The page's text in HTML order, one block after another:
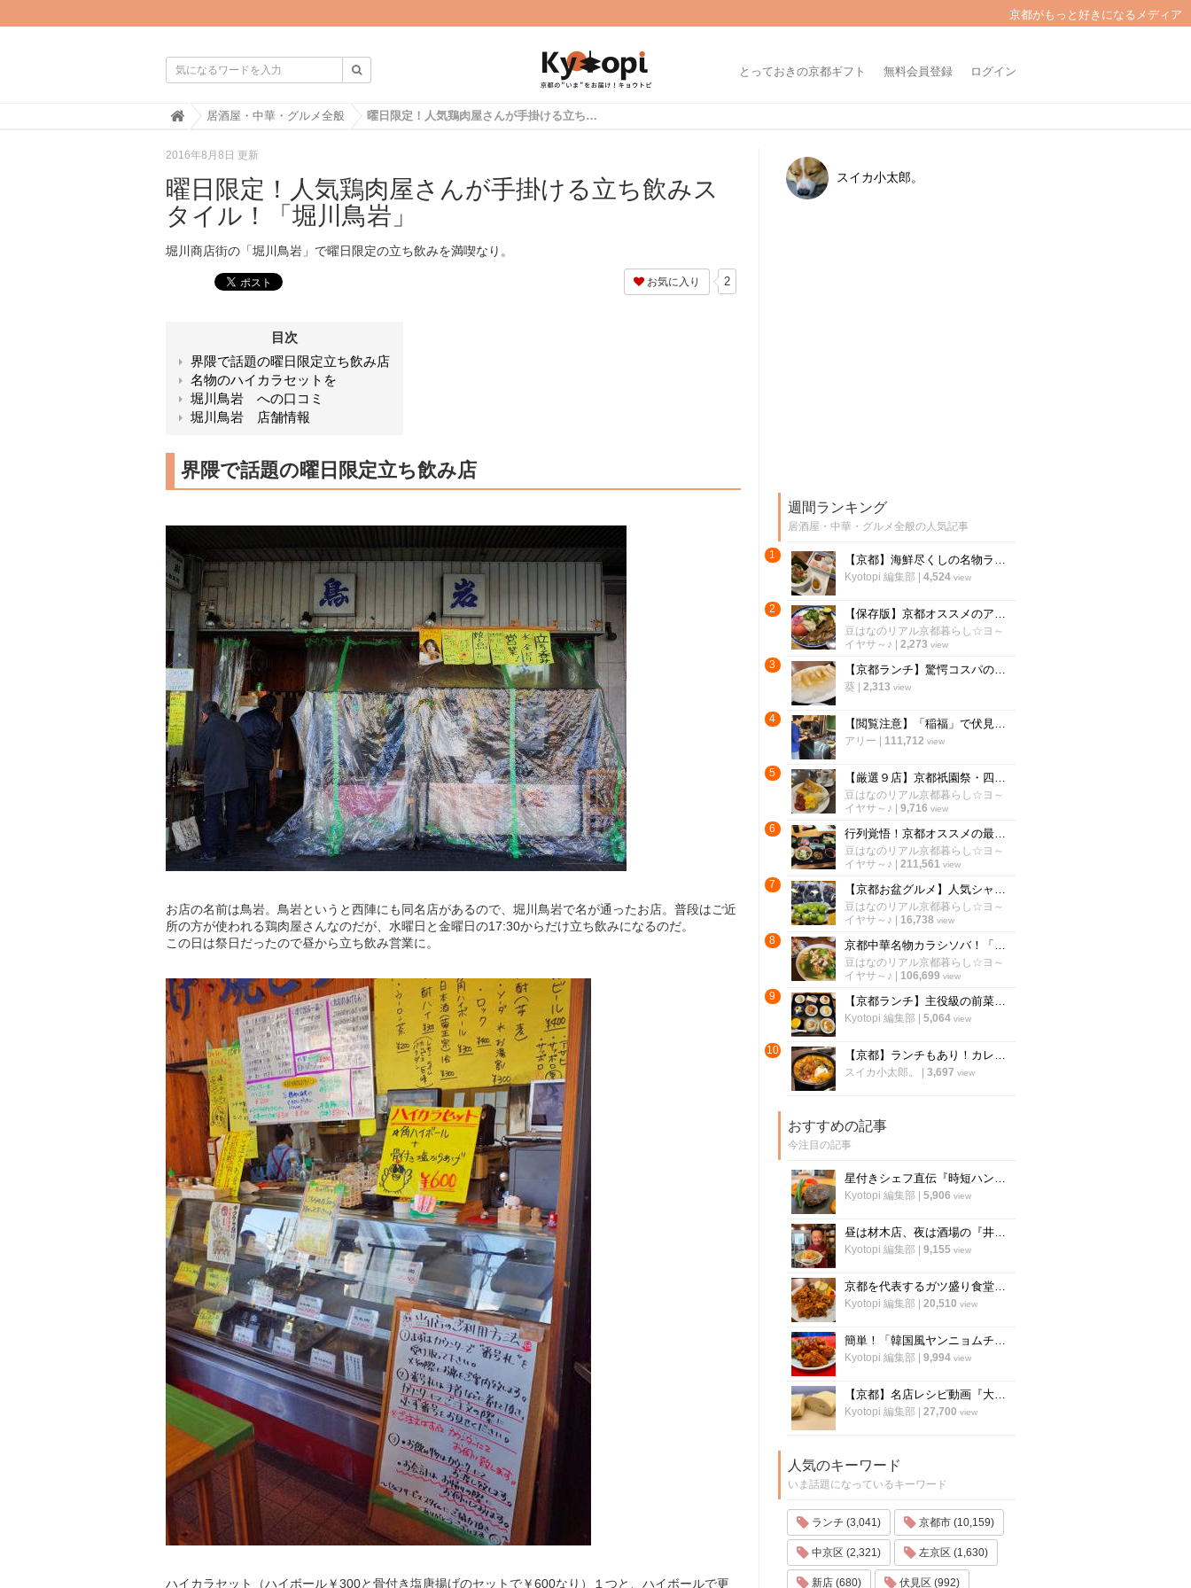
京都がもっと好きになるメディア
とっておきの京都ギフト 無料会員登録 ログイン
H
e
居酒屋・中華・グルメ全般 曜日限定！人気鶏肉屋さんが手掛ける立ち飲みスタイル！「堀川鳥岩」
2016年8月8日 更新
曜日限定！人気鶏肉屋さんが手掛ける立ち飲みス
タイル！「堀川鳥岩」
堀川商店街の「堀川鳥岩」で曜日限定の立ち飲みを満喫なり。
お気に入り 2
目次
界隈で話題の曜日限定立ち飲み店
名物のハイカラセットを
堀川鳥岩 への口コミ
堀川鳥岩 店舗情報
界隈で話題の曜日限定立ち飲み店
お店の名前は鳥岩。鳥岩というと西陣にも同名店があるので、堀川鳥岩で名が通ったお店。普段はご近
所の方が使われる鶏肉屋さんなのだが、水曜日と金曜日の17:30からだけ立ち飲みになるのだ。
この日は祭日だったので昼から立ち飲み営業に。
ハイカラセット（ハイボール￥300と骨付き塩唐揚げのセットで￥600なり）１つと、ハイボールで更
スイカ小太郎。
週間ランキング
居酒屋・中華・グルメ全般の人気記事
1 【京都】海鮮尽くしの名物ランチ2000円！烏丸の人気海鮮居酒屋が営業再開「雑魚や」
Kyotopi 編集部 4,524 view
2 【保存版】京都オススメのアジアン食材店！ガチ中華～スパイスカレーインド料理まで【厳選５店】
豆はなのリアル京都暮らし☆ヨ～
イヤサ～♪
2,273 view
3 【京都ランチ】驚愕コスパの羽つき餃子定食！960円でカレーやご飯が食べ放題
葵 2,313 view
4 【閲覧注意】「稲福」で伏見稲荷名物のすずめの丸焼きを食べてきた！【名物】
アリー 111,712 view
5 【厳選９店】京都祇園祭・四条烏丸界隈のオススメ朝食☆老舗喫茶～おばんざい～野菜ビュッフェ
豆はなのリアル京都暮らし☆ヨ～
イヤサ～♪
9,716 view
6 行列覚悟！京都オススメの最強コスパで有名なランチ「厳選６店舗」【保存版】
豆はなのリアル京都暮らし☆ヨ～
イヤサ～♪
211,561 view
7 【京都お盆グルメ】人気シャインマスカットに行列☆京都市内穴場ぶどう名産地「竹村農園」
豆はなのリアル京都暮らし☆ヨ～
イヤサ～♪
16,738 view
8 京都中華名物カラシソバ！「厳選５店」病みつきになる老舗の味【徹底比較】
豆はなのリアル京都暮らし☆ヨ～
イヤサ～♪
106,699 view
9 【京都ランチ】主役級の前菜＋選べるメインで2800円〜 評判の新店中国料理「春花秋実」
Kyotopi 編集部 5,064 view
10 【京都】ランチもあり！カレーやスパイスが効いたアテ、九州料理が揃う「aoBaru」
スイカ小太郎。 3,697 view
おすすめの記事
今注目の記事
星付きシェフ直伝『時短ハンバーグ』の作り方！”合わせ調味料”が決め手！フランス料理「レーヌ デ プレ」
Kyotopi 編集部 5,906 view
昼は材木店、夜は酒場の『井倉木材』が教える「裏技チャーハン（焼き飯）」の作り方！
Kyotopi 編集部 9,155 view
京都を代表するガツ盛り食堂「ハイライト」の名物メニュー”唐揚げ”の作り方
Kyotopi 編集部 20,510 view
簡単！「韓国風ヤンニョムチキン」の作り方！京都の人気韓国料理店『ナム』に教わりました！
Kyotopi 編集部 9,994 view
【京都】名店レシピ動画『大徳寺さいき家』直伝 「ふわふわ だし巻き卵」の作り方！
Kyotopi 編集部 27,700 view
人気のキーワード
いま話題になっているキーワード
ランチ (3,041) 京都市 (10,159)
中京区 (2,321) 左京区 (1,630)
新店 (680) 伏見区 (992)